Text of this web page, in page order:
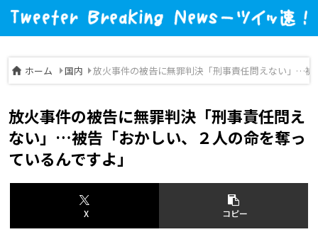
ホーム 国内 放火事件の被告に無罪判決「刑事責任問えない」…
放火事件の被告に無罪判決「刑事責任問え
ない」…被告「おかしい、２人の命を奪っ
ているんですよ」
X コピー